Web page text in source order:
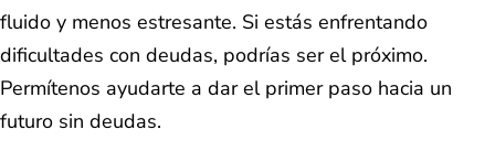
fluido y menos estresante. Si estás enfrentando
dificultades con deudas, podrías ser el próximo.
Permítenos ayudarte a dar el primer paso hacia un
futuro sin deudas.